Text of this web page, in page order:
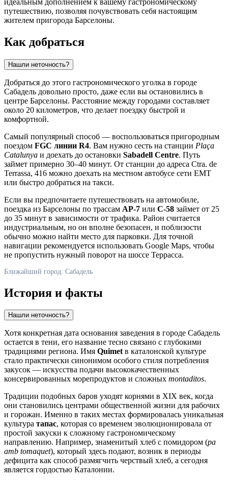
путешествию, позволяя почувствовать себя настоящим
жителем пригорода Барселоны.
Как добраться
Нашли неточность?
Добраться до этого гастрономического уголка в городе
Сабадель довольно просто, даже если вы остановились в
центре Барселоны. Расстояние между городами составляет
около 20 километров, что делает поездку быстрой и
комфортной.
Самый популярный способ — воспользоваться пригородным
поездом FGC линии R4. Вам нужно сесть на станции Plaça
Catalunya и доехать до остановки Sabadell Centre. Путь
займет примерно 30–40 минут. От станции до адреса Ctra. de
Terrassa, 416 можно доехать на местном автобусе сети EMT
или быстро добраться на такси.
Если вы предпочитаете путешествовать на автомобиле,
поездка из Барселоны по трассам AP-7 или C-58 займет от 25
до 35 минут в зависимости от трафика. Район считается
индустриальным, но он вполне безопасен, и поблизости
обычно можно найти место для парковки. Для точной
навигации рекомендуется использовать Google Maps, чтобы
не пропустить нужный поворот на шоссе Террасса.
Ближайший город: Сабадель
История и факты
Нашли неточность?
Хотя конкретная дата основания заведения в городе Сабадель
остается в тени, его название тесно связано с глубокими
традициями региона. Имя Quimetв каталонской культуре
стало практически синонимом особого стиля потребления
закусок — искусства подачи высококачественных
консервированных морепродуктов и сложных montaditos.
Традиции подобных баров уходят корнями в XIX век, когда
они становились центрами общественной жизни для рабочих
и горожан. Именно в таких местах формировалась уникальная
культура тапас, которая со временем эволюционировала от
простой закуски к сложному гастрономическому
направлению. Например, знаменитый хлеб с помидором (pa
amb tomaquet), который здесь подают, возник в периоды
дефицита как способ размягчить черствый хлеб, а сегодня
является гордостью Каталонии.